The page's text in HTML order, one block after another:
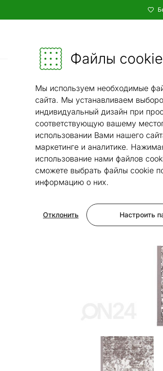
Файлы
Мы используем необходимые
сайта. Мы устанавливаем
индивидуальный дизайн при
соответствующую вашему
использовании Вами нашего
маркетинге и аналитике.
использование нами файлов
сможете выбрать файлы cookie
информацию о них.
Настроить
Отклонить
Мебель и убранство -